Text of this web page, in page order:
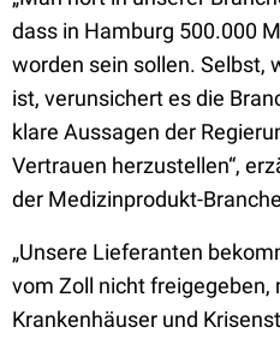
dass in Hamburg 500.000
worden sein sollen. Selbst,
ist, verunsichert es die
klare Aussagen der
Vertrauen herzustellen“,
der Medizinprodukt-
„Unsere Lieferanten
vom Zoll nicht freigegeben,
Krankenhäuser und